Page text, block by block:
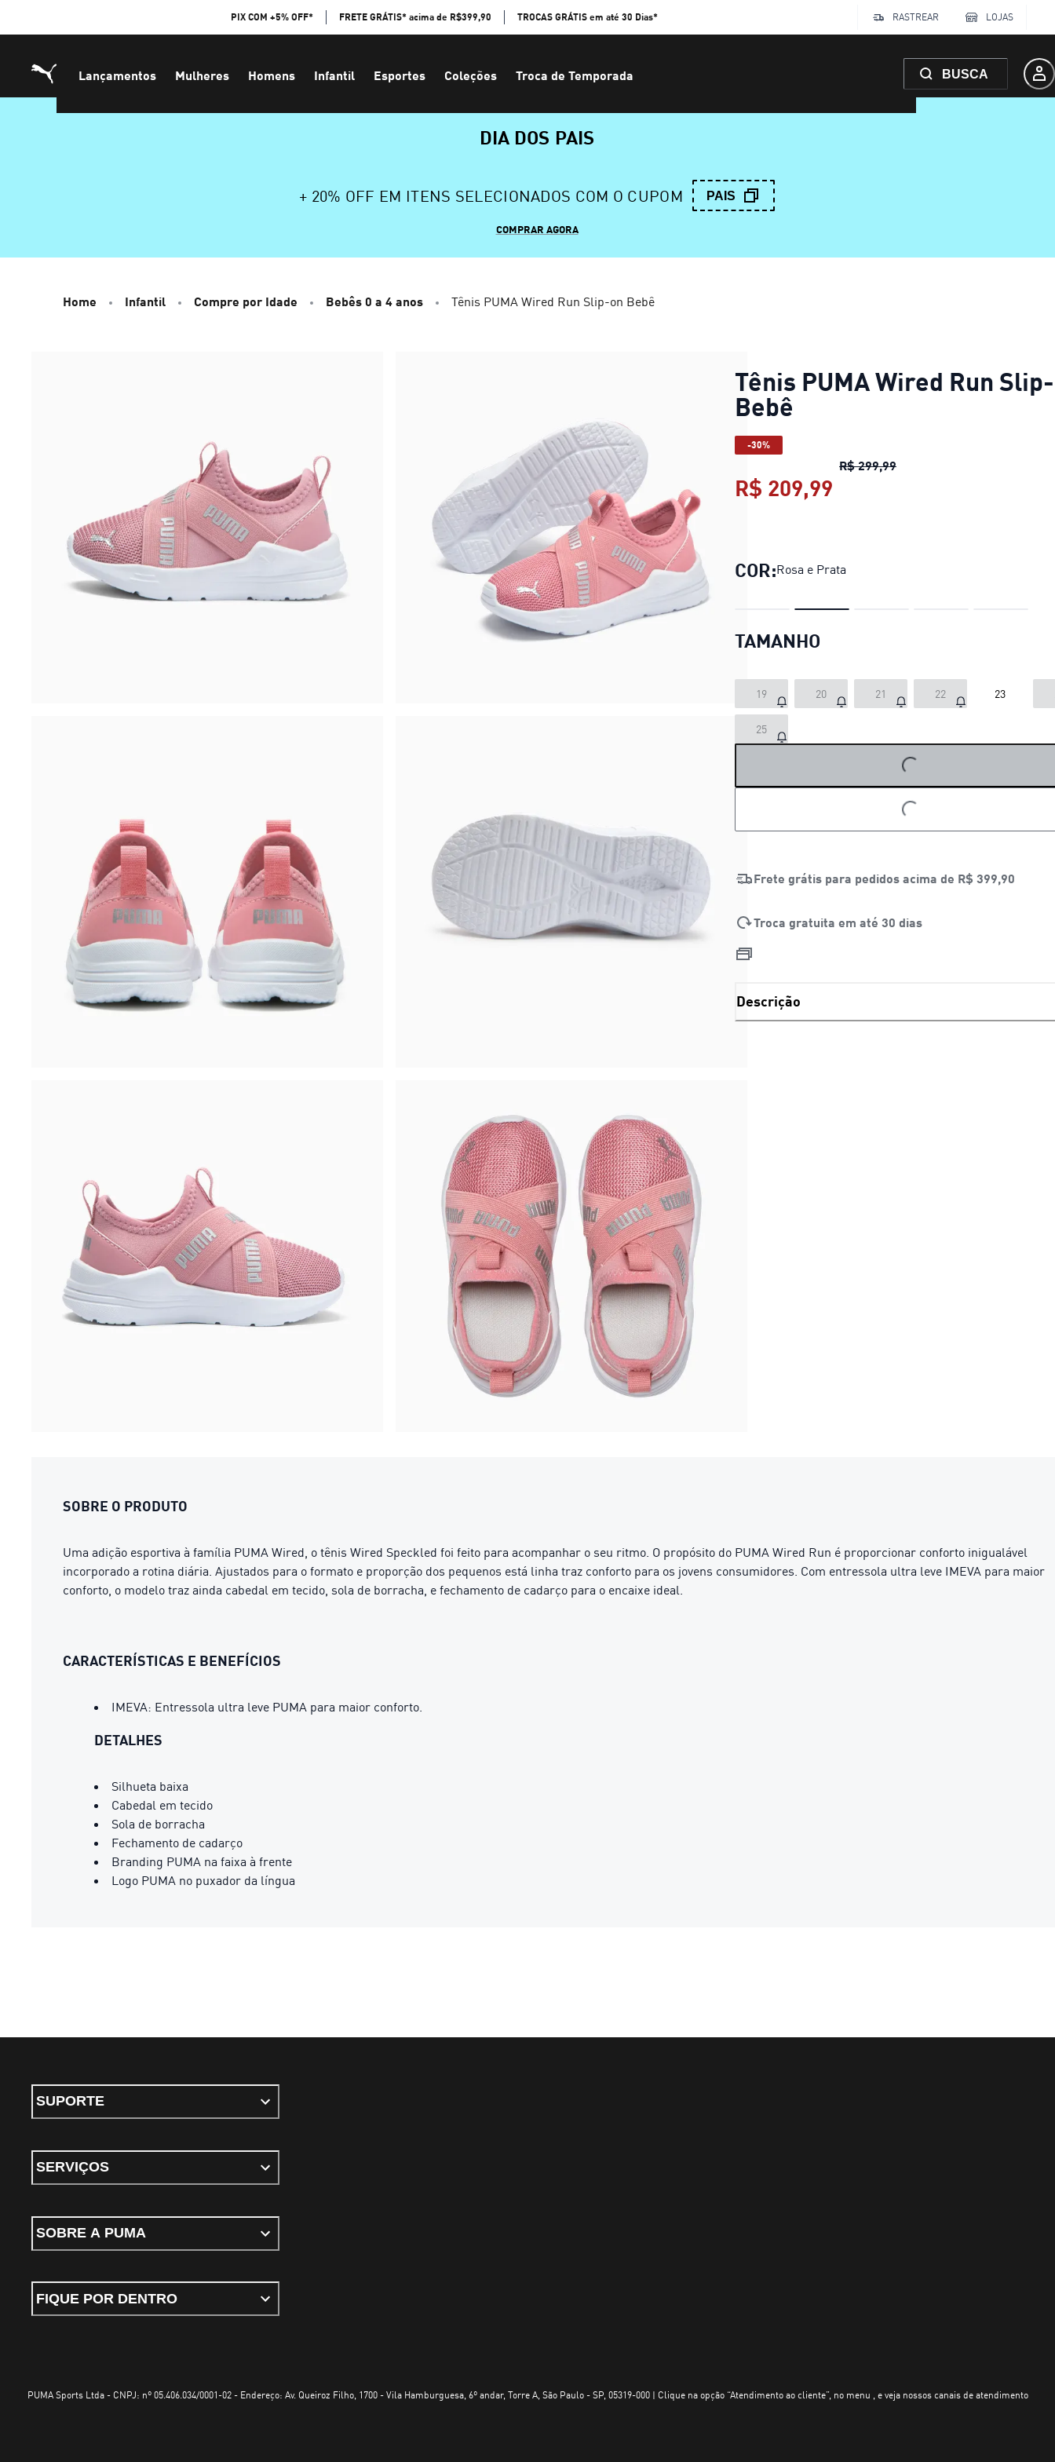
PIX COM +5% OFF* FRETE GRÁTIS* acima de R$399,90 TROCAS GRÁTIS em até 30 Dias* RASTREAR LOJAS
Lançamentos Mulheres Homens Infantil Esportes Coleções Troca de Temporada BUSCA
DIA DOS PAIS
+ 20% OFF EM ITENS SELECIONADOS COM O CUPOM PAIS
COMPRAR AGORA
Home Infantil Compre por Idade Bebês 0 a 4 anos Tênis PUMA Wired Run Slip-on Bebê
Tênis PUMA Wired Run
Bebê
-30%
R$ 299,99Tênis PUMA Wired Run
R$ 209,99
COR:Rosa e Prata
TAMANHO
19 20 21 22 23
25
LOADING...
LOADING...
Frete grátis para pedidos acima de R$ 399,90
Troca gratuita em até 30 dias
Descrição
SOBRE O PRODUTO
Uma adição esportiva à família PUMA Wired, o tênis Wired Speckled foi feito para acompanhar o seu ritmo. O propósito do PUMA Wired Run é proporcionar conforto inigualável
incorporado a rotina diária. Ajustados para o formato e proporção dos pequenos está linha traz conforto para os jovens consumidores. Com entressola ultra leve IMEVA para maior
conforto, o modelo traz ainda cabedal em tecido, sola de borracha, e fechamento de cadarço para o encaixe ideal.
CARACTERÍSTICAS E BENEFÍCIOS
IMEVA: Entressola ultra leve PUMA para maior conforto.
DETALHES
Silhueta baixa
Cabedal em tecido
Sola de borracha
Fechamento de cadarço
Branding PUMA na faixa à frente
Logo PUMA no puxador da língua
SUPORTE
SERVIÇOS
SOBRE A PUMA
FIQUE POR DENTRO
PUMA Sports Ltda - CNPJ: nº 05.406.034/0001-02 - Endereço: Av. Queiroz Filho, 1700 - Vila Hamburguesa, 6º andar, Torre A, São Paulo - SP, 05319-000 | Clique na opção “Atendimento ao cliente”, no menu , e veja nossos canais de atendimento